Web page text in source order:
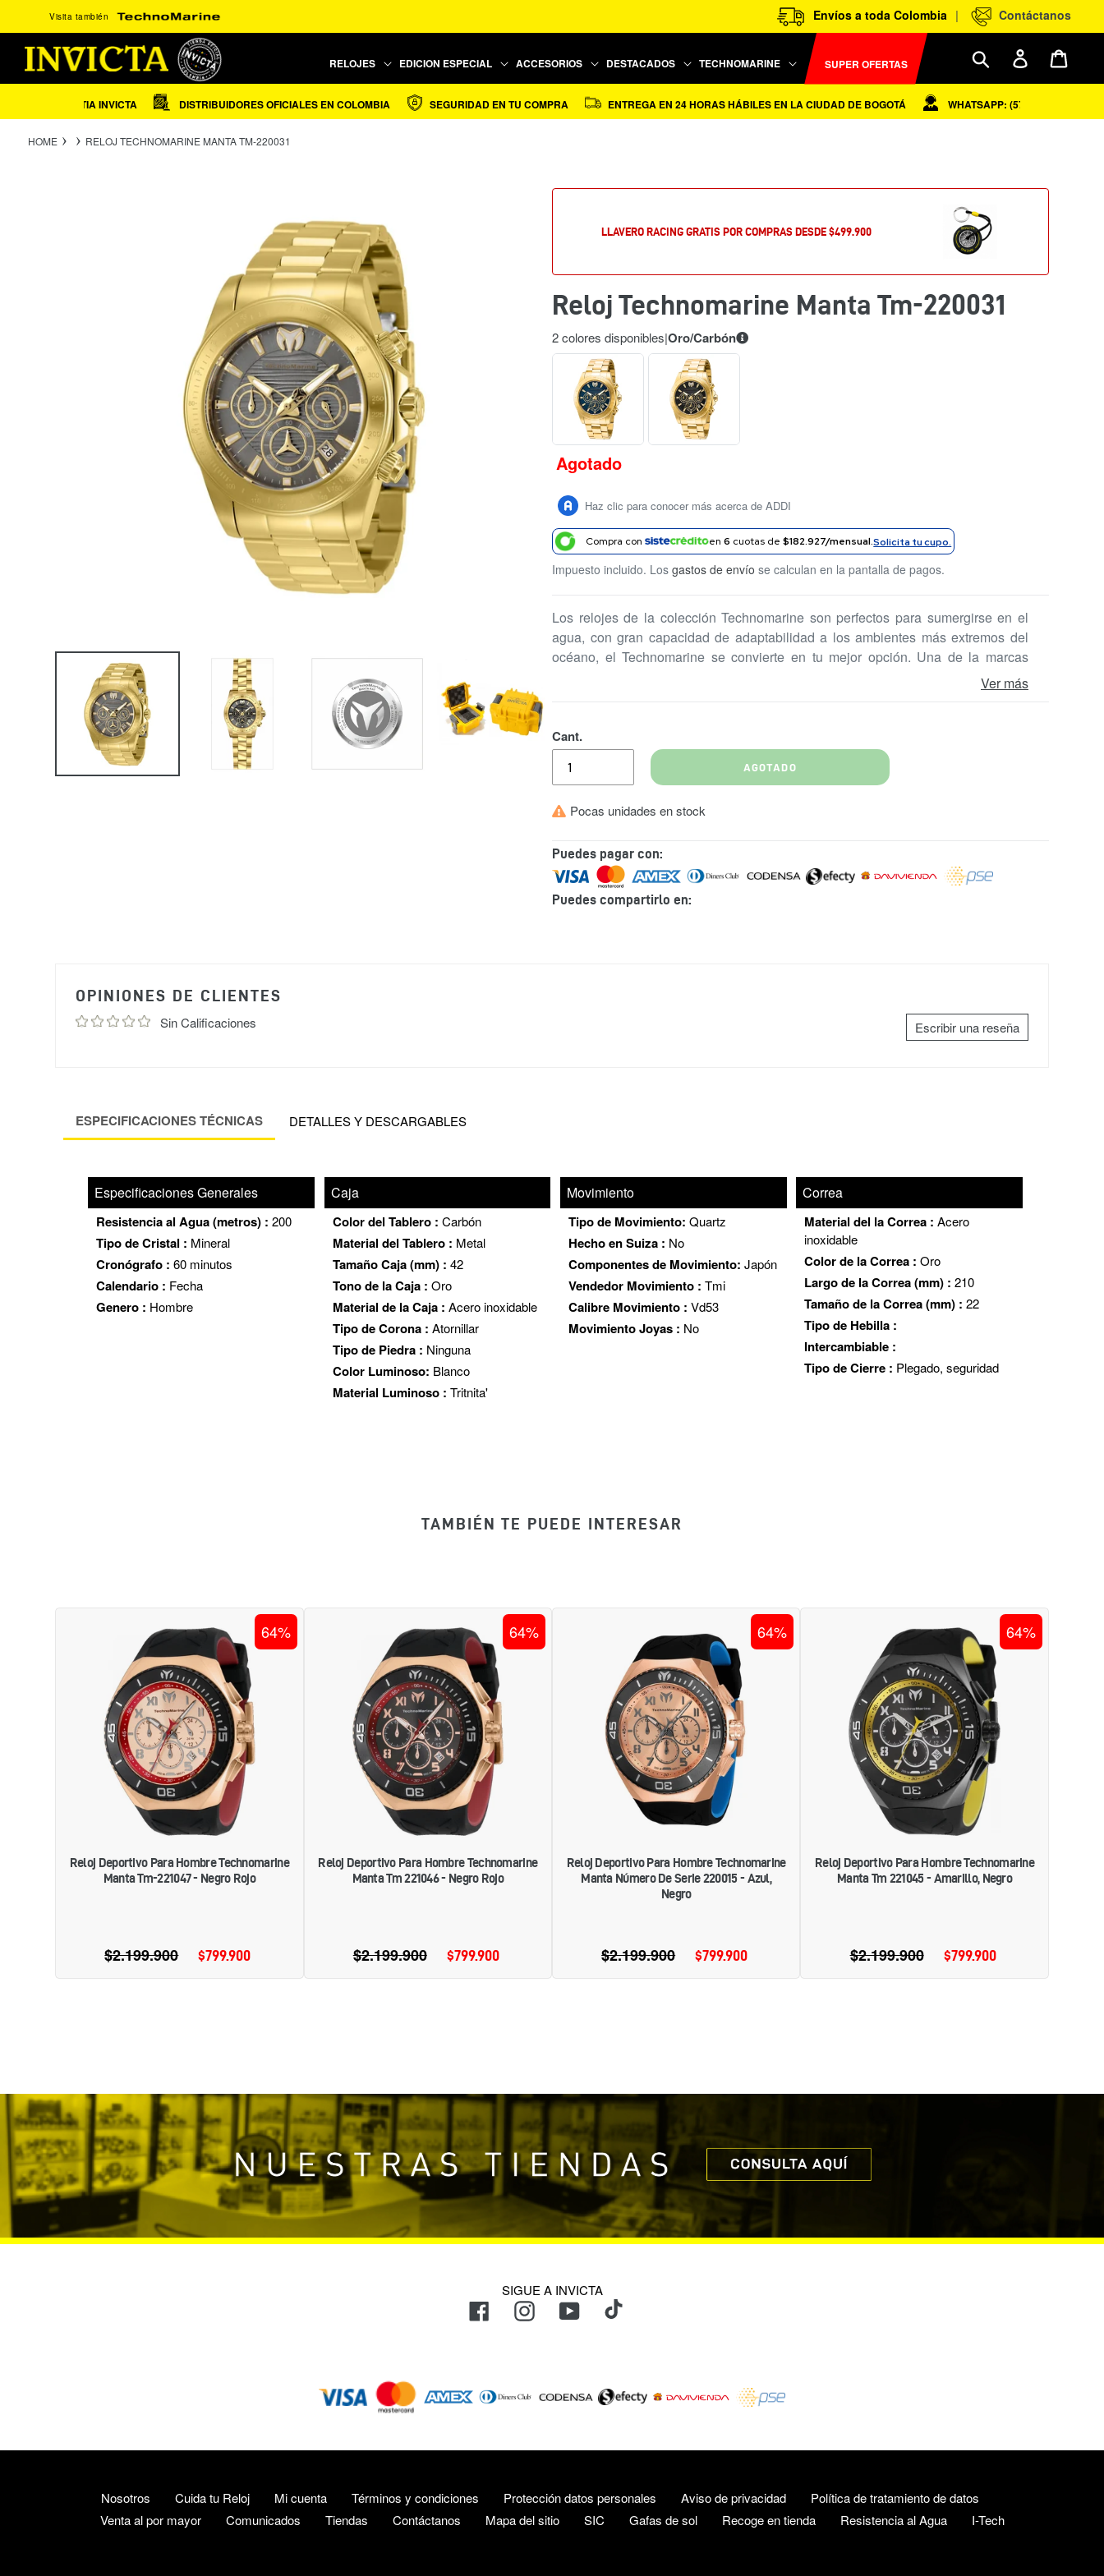
contenido
Envíos a toda Colombia | Contáctanos
Visita también
RELOJES EDICION ESPECIAL ACCESORIOS DESTACADOS TECHNOMARINE SUPER OFERTAS
Buscar Ingresar
GARANTIA INVICTA DISTRIBUIDORES OFICIALES EN COLOMBIA SEGURIDAD EN TU COMPRA ENTREGA EN 24 HORAS HÁBILES EN LA CIUDAD DE BOGOTÁ WHATSAPP: (57) 310 - 7630581
HOME RELOJ TECHNOMARINE MANTA TM-220031
LLAVERO RACING GRATIS POR COMPRAS DESDE $499.900
Reloj Technomarine Manta Tm-220031
2 colores disponibles|Oro/Carbón
Precio
Agotado
Haz clic para conocer más acerca de ADDI
Compra con en6 cuotas de$182.927/mensual.Solicita tu cupo.
Impuesto incluido. Los gastos de envío se calculan en la pantalla de pagos.
Los relojes de la colección Technomarine son perfectos para sumergirse en el
agua, con gran capacidad de adaptabilidad a los ambientes más extremos del
océano, el Technomarine se convierte en tu mejor opción. Una de la marcas
Ver más
Cant.
AGOTADO
Pocas unidades en stock
Puedes pagar con:
Puedes compartirlo en:
OPINIONES DE CLIENTES
Sin Calificaciones Escribir una reseña
ESPECIFICACIONES TÉCNICAS DETALLES Y DESCARGABLES
Especificaciones Generales
Resistencia al Agua (metros) :200
Tipo de Cristal : Mineral
Cronógrafo :60 minutos
Calendario : Fecha
Genero : Hombre
Caja
Color del Tablero : Carbón
Material del Tablero : Metal
Tamaño Caja (mm) : 42
Tono de la Caja : Oro
Material de la Caja : Acero inoxidable
Tipo de Corona : Atornillar
Tipo de Piedra : Ninguna
Color Luminoso: Blanco
Material Luminoso : Tritnita'
Movimiento
Tipo de Movimiento: Quartz
Hecho en Suiza : No
Componentes de Movimiento: Japón
Vendedor Movimiento : Tmi
Calibre Movimiento : Vd53
Movimiento Joyas : No
Correa
Material del la Correa :Acero
inoxidable
Color de la Correa :Oro
Largo de la Correa (mm) :210
Tamaño de la Correa (mm) :22
Tipo de Hebilla :
Intercambiable :
Tipo de Cierre : Plegado, seguridad
TAMBIÉN TE PUEDE INTERESAR
DEPORTIVO
PARA
HOMBRE
TECHNOMARINE
MANTA
TM-
221047
-
NEGRO
ROJO
64%
Reloj Deportivo Para Hombre Technomarine
Manta Tm-221047 - Negro Rojo
Precio
de
$799.900
Precio
habitual
$2.199.900
DEPORTIVO
PARA
HOMBRE
TECHNOMARINE
MANTA
TM
221046
-
NEGRO
ROJO
64%
Reloj Deportivo Para Hombre Technomarine
Manta Tm 221046 - Negro Rojo
Precio
de
$799.900
Precio
habitual
$2.199.900
DEPORTIVO
HOMBRE
TECHNOMARINE
MANTA
NÚMERO
DE
SERIE
220015
-
64%
Reloj Deportivo Para Hombre Technomarine
Manta Número De Serie 220015 - Azul,
Negro
Precio
de
$799.900
Precio
habitual
$2.199.900
DEPORTIVO
PARA
HOMBRE
TECHNOMARINE
MANTA
TM
221045
-
AMARILLO,
NEGRO
64%
Reloj Deportivo Para Hombre Technomarine
Manta Tm 221045 - Amarillo, Negro
Precio
de
$799.900
Precio
habitual
$2.199.900
SIGUE A INVICTA
FacebookInstagramYouTubeTikTok
de
Nosotros Cuida tu Reloj Mi cuenta Términos y condiciones Protección datos personales Aviso de privacidad
Política de tratamiento de datos
Venta al por mayor
Comunicados Tiendas Contáctanos Mapa del sitio SIC Gafas de sol Recoge en tienda Resistencia al Agua I-Tech